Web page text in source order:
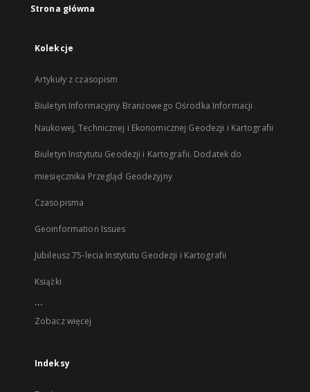
Strona główna
Kolekcje
Artykuły z czasopism
Biuletyn Informacyjny Branżowego Ośrodka Informacji
Naukowej, Technicznej i Ekonomicznej Geodezji i Kartografii
Biuletyn Instytutu Geodezji i Kartografii. Dodatek do
miesięcznika Przegląd Geodezyjny
Czasopisma
Geoinformation Issues
Jubileusz 75-lecia Instytutu Geodezji i Kartografii
Książki
...
Zobacz więcej
Indeksy